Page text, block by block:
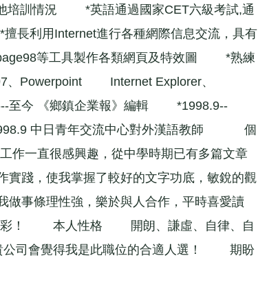
培訓情況 *英語通過國家CET六級考試,通
利用Internet進行各種網際信息交流，具有
等工具製作各類網頁及特效圖 *熟練
、Powerpoint Internet Explorer、
今 《鄉鎮企業報》編輯 *1998.9--
中日青年交流中心對外漢語教師 個
一直很感興趣，從中學時期已有多篇文章
實踐，使我掌握了較好的文字功底，敏銳的觀
做事條理性強，樂於與人合作，平時喜愛讀
彩！ 本人性格 開朗、謙虛、自律、自
司會覺得我是此職位的合適人選！ 期盼